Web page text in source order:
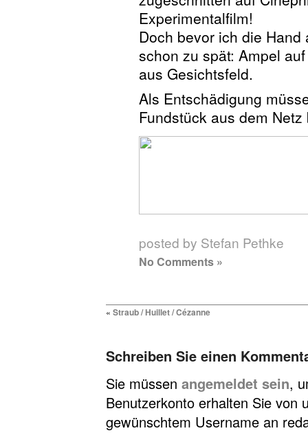
Experimentalfilm!
Doch bevor ich die
schon zu spät: Ampel
aus Gesichtsfeld.
Als Entschädigung
Fundstück aus dem
posted by Stefan Pethke
No Comments »
« Straub / Huillet / Cézanne
Schreiben Sie einen
Sie müssen angemeldet sein,
Benutzerkonto erhalten Sie von
gewünschtem Username an